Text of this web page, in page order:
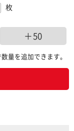
枚
＋50
量を追加できます。